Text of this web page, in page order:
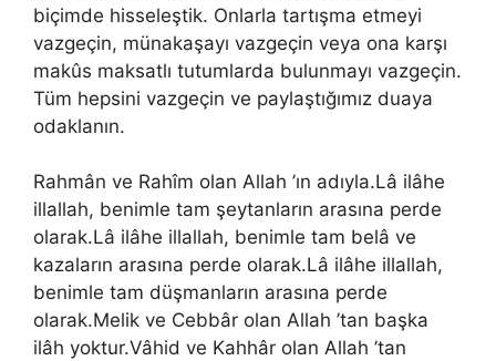
biçimde hisseleştik. Onlarla tartışma etmeyi
vazgeçin, münakaşayı vazgeçin veya ona karşı
makûs maksatlı tutumlarda bulunmayı vazgeçin.
Tüm hepsini vazgeçin ve paylaştığımız duaya
odaklanın.
Rahmân ve Rahîm olan Allah ’ın adıyla.Lâ ilâhe
illallah, benimle tam şeytanların arasına perde
olarak.Lâ ilâhe illallah, benimle tam belâ ve
kazaların arasına perde olarak.Lâ ilâhe illallah,
benimle tam düşmanların arasına perde
olarak.Melik ve Cebbâr olan Allah ’tan başka
ilâh yoktur.Vâhid ve Kahhâr olan Allah ’tan